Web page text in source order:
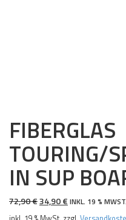
FIBERGLAS
TOURING/
IN SUP
72,90€URSPRÜNGLICHER
PREIS
34,90€AKTUELLER
PREIS
INKL. 19 % MWST.